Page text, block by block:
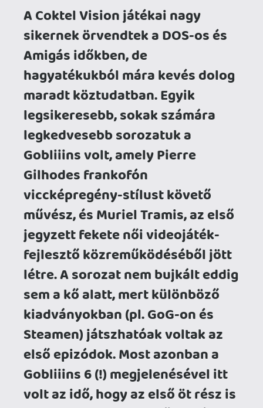
viccképregény-stílust követő
művész, és Muriel Tramis, az első
jegyzett fekete női videojáték-
fejlesztő közreműködéséből jött
létre. A sorozat nem bujkált eddig
sem a kő alatt, mert különböző
kiadványokban (pl. GoG-on és
Steamen) játszhatóak voltak az
első epizódok. Most azonban a
Gobliiins 6 (!) megjelenésével itt
volt az idő, hogy az első öt rész is
kapjon egy korrekt gyűjteményes
kiadást, olyasmi extrákkal, amit
ilyenkor megérdemelnek ezek a
régi klasszikusok.
Mielőtt azonban féktelen módon
belevetnénk magunkat a kiadvány
elemzésébe, szerintem az itt és most
éppen megfelelő lehet arra, hogy kicsit
elmerengjünk az egyes epizódokon.
Mivel hivatalosan nem volt Gobliiins
teszt a Gamer365 oldalán, sőt, szerintem
retró-szinten sem nagyon méláztunk
még eddig a játékról, úgy gondolom, hogy
nem árt, ha átvesszük, melyik rész miért
volt híres, és mit érdemes róluk tudni.